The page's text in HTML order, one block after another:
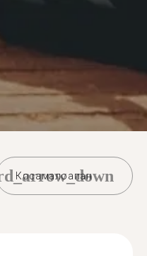
Косамалоапан